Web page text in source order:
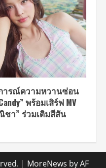
การณ์ความหวานซ่อน
พร้อมเสิร์ฟ MV
ชา” ร่วมเติมสีสัน
| MoreNews by AF